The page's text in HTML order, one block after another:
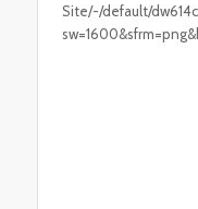
Site/-/default/